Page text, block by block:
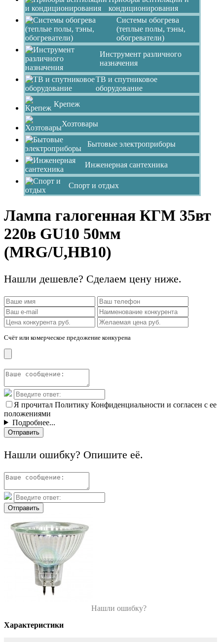
кондиционирования
Системы обогрева
(теплые полы, тэны,
обогреватели)
Инструмент различного
назначения
ТВ и спутниковое
оборудование
Крепеж
Хозтовары
Бытовые электроприборы
Инженерная сантехника
Спорт и отдых
Лампа галогенная КГМ 35вт
220в GU10 50мм
(MRG/U,HB10)
Нашли дешевле? Сделаем цену ниже.
Счёт или комерческое предожение конкурена
Я прочитал Политику Конфиденциальности и согласен с ее
положениями
Подробнее...
Отправить
Нашли ошибку? Опишите её.
Отправить
Нашли ошибку?
Характеристики